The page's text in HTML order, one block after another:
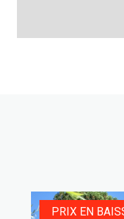
PRIX EN